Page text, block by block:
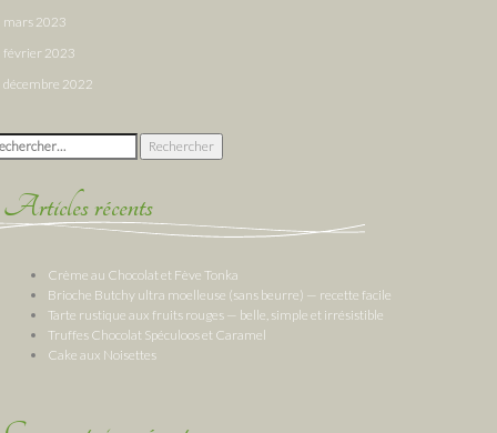
mars 2023
février 2023
décembre 2022
:
Articles récents
Crème au Chocolat et Fève Tonka
Brioche Butchy ultra moelleuse (sans beurre) — recette facile
Tarte rustique aux fruits rouges — belle, simple et irrésistible
Truffes Chocolat Spéculoos et Caramel
Cake aux Noisettes